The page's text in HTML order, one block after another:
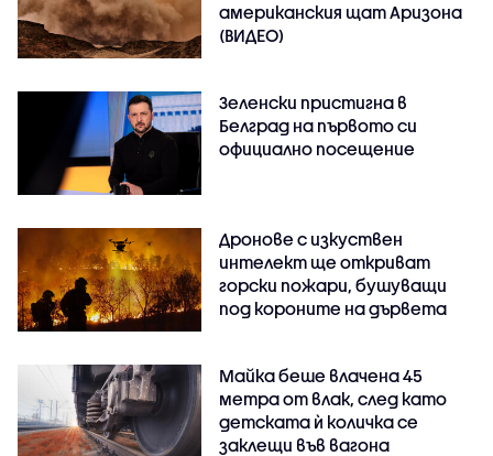
американския щат Аризона
(ВИДЕО)
Зеленски пристигна в
Белград на първото си
официално посещение
Дронове с изкуствен
интелект ще откриват
горски пожари, бушуващи
под короните на дървета
Майка беше влачена 45
метра от влак, след като
детската ѝ количка се
заклещи във вагона